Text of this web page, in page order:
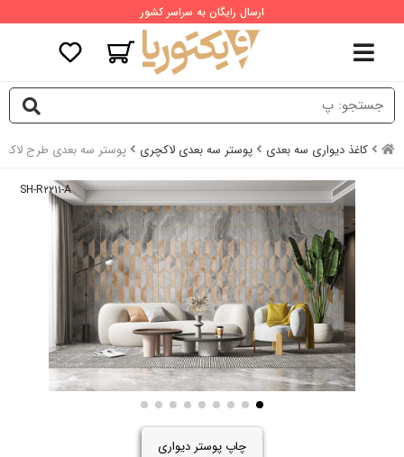
ارسال رایگان به سراسر کشور
کاغذ دیواری سه بعدی پوستر سه بعدی لاکچری پوستر سه بعدی طرح
SH-R۲۲۱۱-A
چاپ پوستر دیواری